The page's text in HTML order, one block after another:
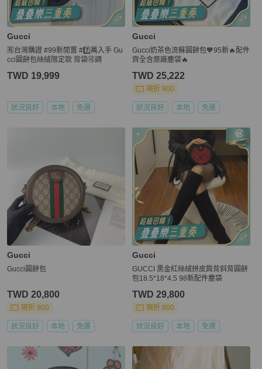
Gucci
🈶台灣購證 #99新閒置 #7️⃣萬入手 Gu
cci圓餅包絲絨限定款 背袋🉑調
TWD 19,999
狀況良好 本地 免運
Gucci
Gucci奶茶色流蘇圓餅包🧡95新🔥配件
齊全含原廠塵袋🔥
TWD 25,222
現折 800
狀況良好 本地 免運
Gucci
Gucci圓餅包
TWD 20,800
現折 800
狀況良好 本地 免運
Gucci
GUCCI 黑金紅絲絨拼皮肩背斜背圓餅
包18.5*18*4.5 98新配件塵袋
TWD 29,800
現折 800
狀況良好 本地 免運